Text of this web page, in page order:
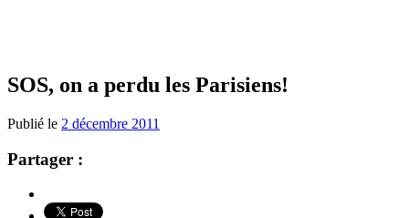
SOS, on a perdu les Parisiens!
Publié le 2 décembre 2011
Partager :